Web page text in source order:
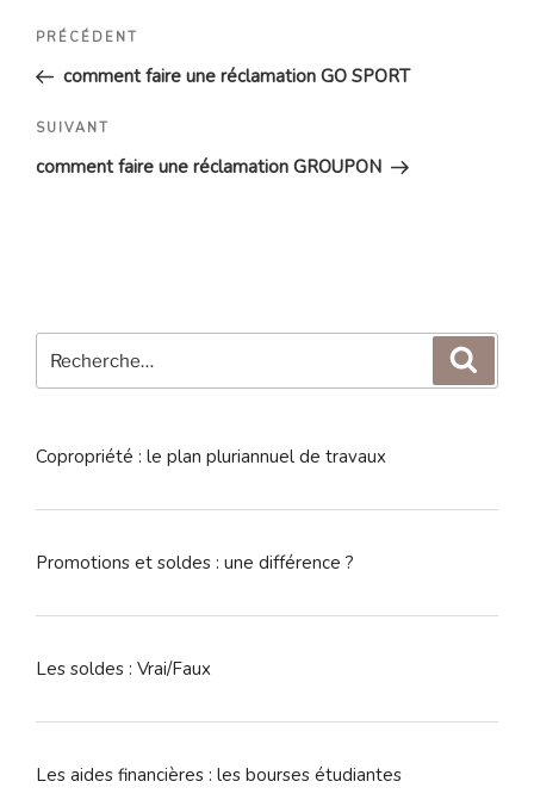
Navigation
l’article
Article
précédent
PRÉCÉDENT
comment faire une réclamation GO SPORT
Article
suivant
SUIVANT
comment faire une réclamation GROUPON
pour
Copropriété : le plan pluriannuel de travaux
Promotions et soldes : une différence ?
Les soldes : Vrai/Faux
Les aides financières : les bourses étudiantes